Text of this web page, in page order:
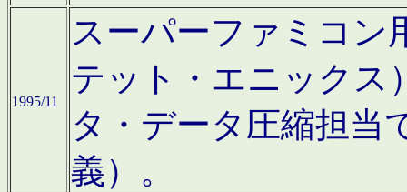
1995/11
スーパーファミコン
テット・エニックス
タ・データ圧縮担当
義）。